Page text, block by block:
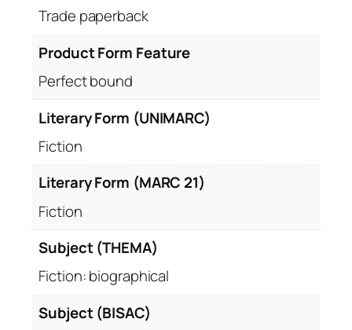
Trade paperback
Product Form Feature
Perfect bound
Literary Form (UNIMARC)
Fiction
Literary Form (MARC 21)
Fiction
Subject (THEMA)
Fiction: biographical
Subject (BISAC)